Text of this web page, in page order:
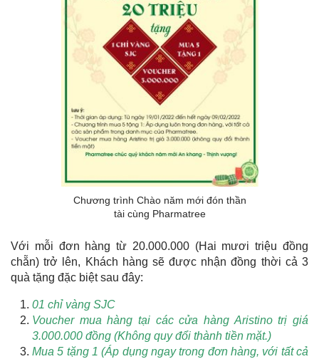
Chương trình Chào năm mới đón thần
tài cùng Pharmatree
Với mỗi đơn hàng từ 20.000.000 (Hai mươi triệu đồng
chẵn) trở lên, Khách hàng sẽ được nhận đồng thời cả 3
quà tặng đặc biệt sau đây:
01 chỉ vàng SJC
Voucher mua hàng tại các cửa hàng Aristino trị giá
3.000.000 đồng (Không quy đổi thành tiền mặt.)
Mua 5 tặng 1 (Áp dụng ngay trong đơn hàng, với tất cả